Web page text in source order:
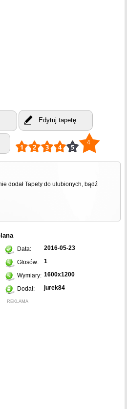
Edytuj tapetę
4
dodał Tapety do ulubionych, bądź
Data: 2016-05-23
Głosów: 1
Wymiary: 1600x1200
Dodał: jurek84
REKLAMA